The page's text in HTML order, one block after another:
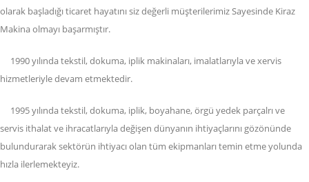
olarak başladığı ticaret hayatını siz değerli müşterilerimiz Sayesinde Kiraz
Makina olmayı başarmıştır.
1990 yılında tekstil, dokuma, iplik makinaları, imalatlarıyla ve xervis
hizmetleriyle devam etmektedir.
1995 yılında tekstil, dokuma, iplik, boyahane, örgü yedek parçalrı ve
servis ithalat ve ihracatlarıyla değişen dünyanın ihtiyaçlarını gözönünde
bulundurarak sektörün ihtiyacı olan tüm ekipmanları temin etme yolunda
hızla ilerlemekteyiz.